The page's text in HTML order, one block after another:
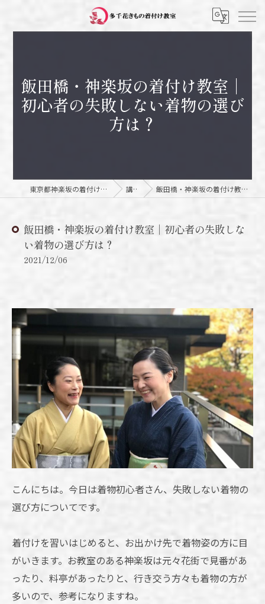
飯田橋・神楽坂の着付け教室｜
初心者の失敗しない着物の選び
方は？
東京都神楽坂の着付け教室なら多千花きもの着付け教室 講師日記 飯田橋・神楽坂の着付け教室｜初心者の失敗しない着物の選び方は？
飯田橋・神楽坂の着付け教室｜初心者の失敗しな
い着物の選び方は？
2021/12/06
こんにちは。今日は着物初心者さん、失敗しない着物の
選び方についてです。
着付けを習いはじめると、お出かけ先で着物姿の方に目
がいきます。お教室のある神楽坂は元々花街で見番があ
ったり、料亭があったりと、行き交う方々も着物の方が
多いので、参考になりますね。